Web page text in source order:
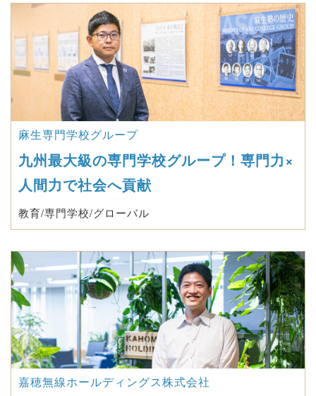
麻生専門学校グループ
九州最大級の専門学校グループ！専門力×
人間力で社会へ貢献
教育/専門学校/グローバル
嘉穂無線ホールディングス株式会社